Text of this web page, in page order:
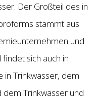
Der Großteil des in
stammt aus
und
sich auch in
in Trinkwasser, dem
dem Trinkwasser und